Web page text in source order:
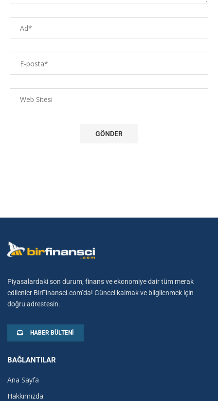
Piyasalardaki son durum, finans ve ekonomiye dair tüm merak
edilenler BirFinansci.com’da! Güncel kalmak ve bilgilenmek için
doğru adrestesin.
HABER BÜLTENI
BAĞLANTILAR
Ana Sayfa
Hakkımızda